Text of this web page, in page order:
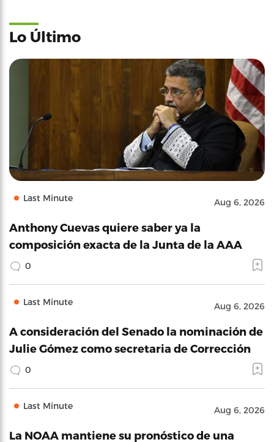
Lo Último
Last Minute Aug 6, 2026
Anthony Cuevas quiere saber ya la
composición exacta de la Junta de la AAA
0
Last Minute Aug 6, 2026
A consideración del Senado la nominación de
Julie Gómez como secretaria de Corrección
0
Last Minute Aug 6, 2026
La NOAA mantiene su pronóstico de una